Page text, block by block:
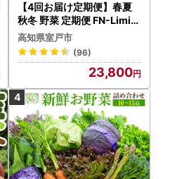
【4回お届け定期便】春夏
秋冬 野菜 定期便 FN-Limite
d-PR
高知県室戸市
(96)
23,800